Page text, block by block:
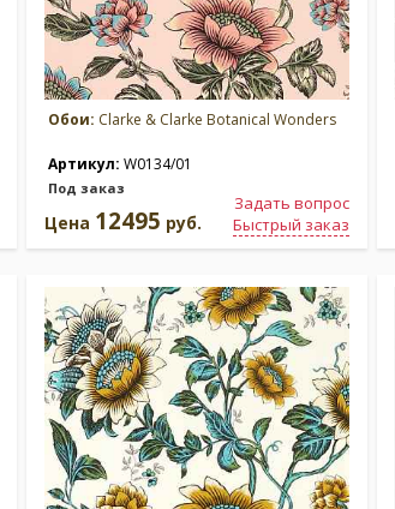
Обои: Clarke & Clarke Botanical Wonders
Артикул: W0134/01
Под заказ
Задать вопрос
Быстрый заказ
Цена 12495 руб.